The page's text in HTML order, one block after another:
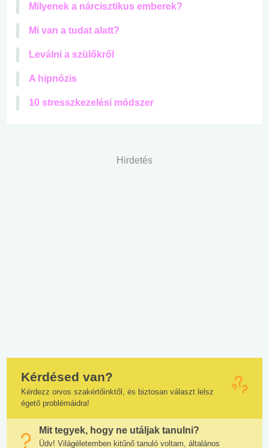
Milyenek a nárcisztikus emberek?
Mi van a tudat alatt?
Leválni a szülőkről
A hipnózis
10 stresszkezelési módszer
Hirdetés
Kérdésed van?
Kérdezz orvos szakértőinktől, és biztosan választ lelsz
égető problémáidra!
Mit tegyek, hogy ne utáljak tanulni?
Üdv! Világéletemben kitűnő tanuló voltam, általános